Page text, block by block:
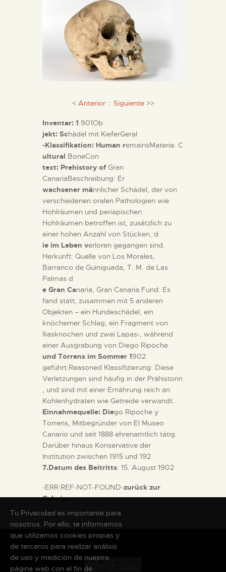
< Anterior:: Siguiente >>
Inventar: 1.901Ob
jekt: Schädel mit KieferGeral
-Klassifikation: Human remainsMateria: C
ultural BoneCon
text: Prehistory of Gran
CanariaBeschreibung: Er
wachsener männlicher Schädel, der von
verschiedenen oralen Pathologien wie
Hohlräumen und periapischen
Hohlräumen betroffen ist, zusätzlich zu
einer hohen Anzahl von Stücken, d
ie im Leben verloren gegangen sind.
Herkunft: Quelle von Los Morales,
Barranco de Guiniguada, T. M. de Las
Palmas d
e Gran Canaria, Gran Canaria.Fund: Es
fand statt, zusammen mit 5 anderen
Objekten – ein Hundeschädel, ein
knöcherner Schlag, ein Fragment von
Iliasknochen und zwei Lapas-, während
einer Ausgrabung von Diego Ripoche
und Torrens im Sommer 1902
geführt.Reasoned Klassifizierung: Diese
Verletzungen sind häufig in der Prähistorin
, und sind mit einer Ernährung reich an
Kohlenhydraten wie Getreide verwandt.
Einnahmequelle: Diego Ripoche y
Torrens, Mitbegründer von El Museo
Canario und seit 1888 ehrenamtlich tätig.
Darüber hinaus Konservative der
Institution zwischen 1915 und 192
7.Datum des Beitritts: 15. August 1902
-ERR:REF-NOT-FOUND-zurück zur
Galerie
Tu Privacidad es importante para
nosotros. Por ello, te informamos
que utilizamos cookies propias y
de terceros para realizar análisis
de uso y medición de nuestra
página web con el fin de